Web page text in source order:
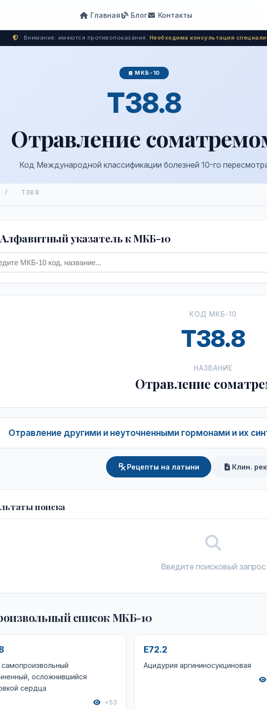
Главная Блог Контакты
Внимание: имеются противопоказания. Необходима консультация
МКБ-10
T38.8
Отравление
Код Международной классификации болезней 10-го
/ T38.8
Алфавитный указатель к МКБ-10
КОД МКБ-10
T38.8
НАЗВАНИЕ
Отравление
Отравление другими и неуточненными гормонами и их
Рецепты на латыни Клин.
поиска
Введите поисковый запрос
список МКБ-10
осложнившийся
сердца
+53
E72.2
Ацидурия аргининосукциновая